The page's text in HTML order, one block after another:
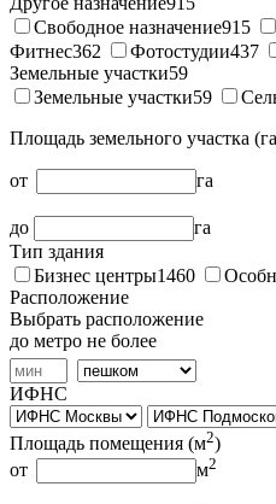
Свободное назначение915
Фитнес362 Фотостудии437
Земельные участки59
Земельные участки59
Площадь земельного участка
от га
до
га
Тип здания
Бизнес центры1460
Расположение
Выбрать расположение
до метро не более
ИФНС
Площадь помещения (м2)
от
м2